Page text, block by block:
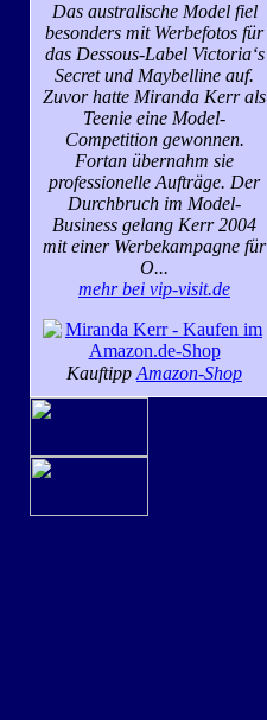
Das australische Model fiel
besonders mit Werbefotos für
das Dessous-Label Victoria‘s
Secret und Maybelline auf.
Zuvor hatte Miranda Kerr als
Teenie eine Model-
Competition gewonnen.
Fortan übernahm sie
professionelle Aufträge. Der
Durchbruch im Model-
Business gelang Kerr 2004
mit einer Werbekampagne für
O...
mehr bei vip-visit.de
Kauftipp Amazon-Shop